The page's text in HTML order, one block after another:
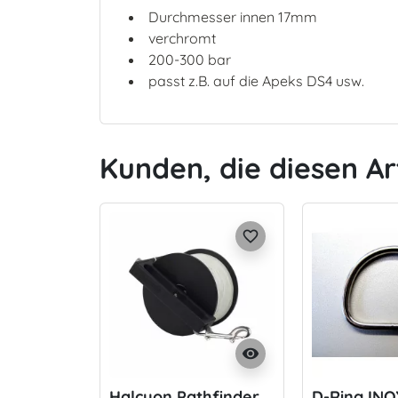
Durchmesser innen 17mm
verchromt
200-300 bar
passt z.B. auf die Apeks DS4 usw.
Kunden, die diesen
visibility
favorite_border